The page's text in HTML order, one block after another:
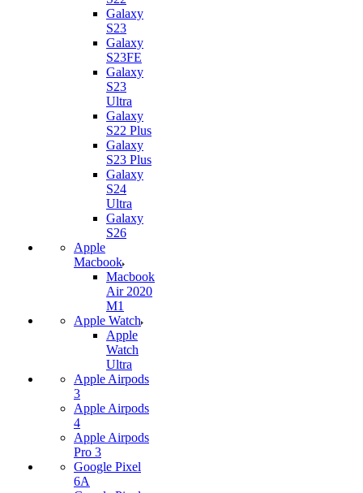
Galaxy
S23
Galaxy
S23FE
Galaxy
S23
Ultra
Galaxy
S22 Plus
Galaxy
S23 Plus
Galaxy
S24
Ultra
Galaxy
S26
Apple
Macbook
Macbook
Air 2020
M1
Apple Watch
Apple
Watch
Ultra
Apple Airpods
3
Apple Airpods
4
Apple Airpods
Pro 3
Google Pixel
6A